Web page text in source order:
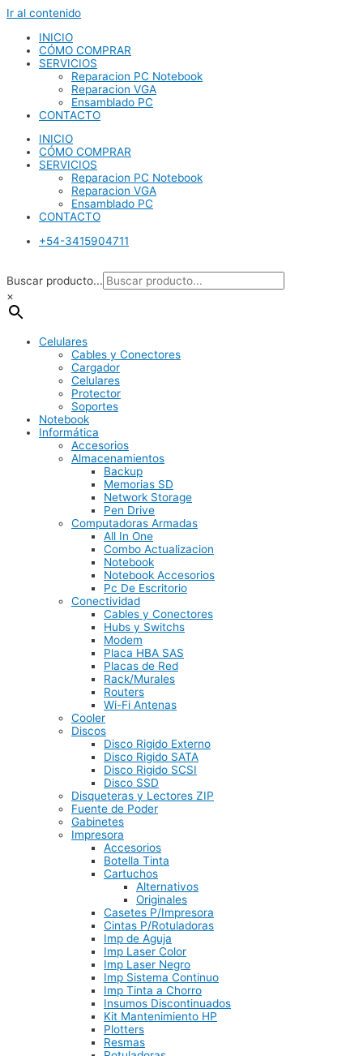
Ir al contenido
INICIO
CÓMO COMPRAR
SERVICIOS
Reparacion PC Notebook
Reparacion VGA
Ensamblado PC
CONTACTO
INICIO
CÓMO COMPRAR
SERVICIOS
Reparacion PC Notebook
Reparacion VGA
Ensamblado PC
CONTACTO
+54-3415904711
Buscar producto...
×
Celulares
Cables y Conectores
Cargador
Celulares
Protector
Soportes
Notebook
Informática
Accesorios
Almacenamientos
Backup
Memorias SD
Network Storage
Pen Drive
Computadoras Armadas
All In One
Combo Actualizacion
Notebook
Notebook Accesorios
Pc De Escritorio
Conectividad
Cables y Conectores
Hubs y Switchs
Modem
Placa HBA SAS
Placas de Red
Rack/Murales
Routers
Wi-Fi Antenas
Cooler
Discos
Disco Rigido Externo
Disco Rigido SATA
Disco Rigido SCSI
Disco SSD
Disqueteras y Lectores ZIP
Fuente de Poder
Gabinetes
Impresora
Accesorios
Botella Tinta
Cartuchos
Alternativos
Originales
Casetes P/Impresora
Cintas P/Rotuladoras
Imp de Aguja
Imp Laser Color
Imp Laser Negro
Imp Sistema Continuo
Imp Tinta a Chorro
Insumos Discontinuados
Kit Mantenimiento HP
Plotters
Resmas